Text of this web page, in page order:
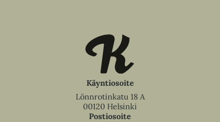
Käyntiosoite
Lönnrotinkatu 18 A
00120 Helsinki
Postiosoite